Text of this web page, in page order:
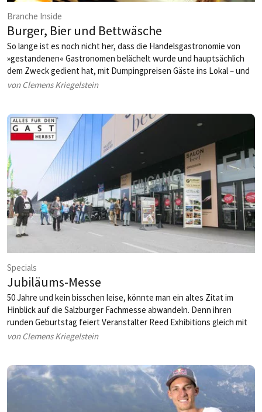
Branche Inside
Burger, Bier und Bettwäsche
So lange ist es noch nicht her, dass die Handelsgastronomie von
»gestandenen« Gastronomen belächelt wurde und hauptsächlich
dem Zweck gedient hat, mit Dumpingpreisen Gäste ins Lokal – und
anschließend in den Shop zu locken. Doch die Szene hat sich
Marketingaufwand zu verbuchen.
von Clemens Kriegelstein
Specials
Jubiläums-Messe
50 Jahre und kein bisschen leise, könnte man ein altes Zitat im
Hinblick auf die Salzburger Fachmesse abwandeln. Denn ihren
runden Geburtstag feiert Veranstalter Reed Exhibitions gleich mit
mehreren Neuerungen: So wird dieses Jahr erstmals auch ein
von Clemens Kriegelstein